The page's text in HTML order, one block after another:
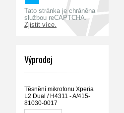
Tato stránka je chráněna
službou reCAPTCHA.
Zjistit více.
Výprodej
Těsnění mikrofonu Xperia
L2 Dual / H4311 - A/415-
81030-0017